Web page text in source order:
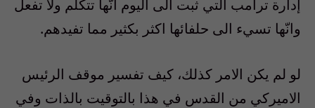
إدارة ترامب التي ثبت الى اليوم انّها تتكلم ولا تفعل
وانّها تسيء الى حلفائها اكثر بكثير مما تفيدهم.
لو لم يكن الامر كذلك، كيف تفسير موقف الرئيس
الاميركي من القدس في هذا بالتوقيت بالذات وفي